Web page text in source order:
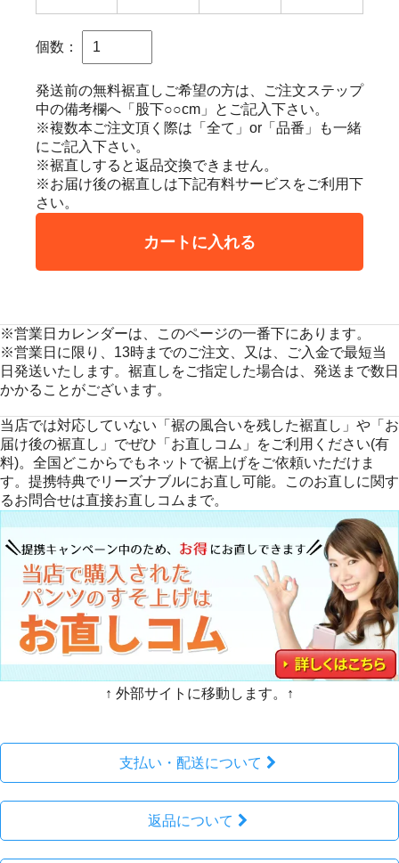
個数：
発送前の無料裾直しご希望の方は、ご注文ステップ
中の備考欄へ「股下○○cm」とご記入下さい。
※複数本ご注文頂く際は「全て」or「品番」も一緒
にご記入下さい。
※裾直しすると返品交換できません。
※お届け後の裾直しは下記有料サービスをご利用下
さい。
カートに入れる
※営業日カレンダーは、このページの一番下にあります。
※営業日に限り、13時までのご注文、又は、ご入金で最短当
日発送いたします。裾直しをご指定した場合は、発送まで数日
かかることがございます。
当店では対応していない「裾の風合いを残した裾直し」や「お
届け後の裾直し」でぜひ「お直しコム」をご利用ください(有
料)。全国どこからでもネットで裾上げをご依頼いただけま
す。提携特典でリーズナブルにお直し可能。このお直しに関す
るお問合せは直接お直しコムまで。
↑ 外部サイトに移動します。↑
支払い・配送について
返品について